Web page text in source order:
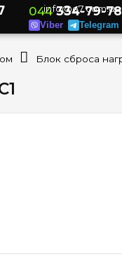
info@e7.com.ua
044334-79-78
Viber Telegram